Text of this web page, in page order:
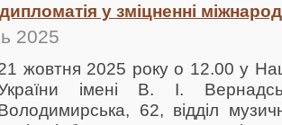
у зміцненні
2025
жовтня 2025 року о 12.00 у
імені В. І.
62, відділ